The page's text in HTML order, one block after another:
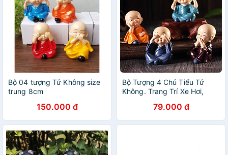
Bộ 04 tượng Tứ Không size
trung 8cm
150.000 đ
Bộ Tượng 4 Chú Tiểu Tứ
Không. Trang Trí Xe Hơi,
79.000 đ